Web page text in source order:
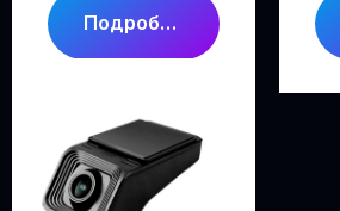
Подробнее